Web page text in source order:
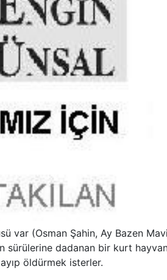
var (Osman Şahin, Ay Bazen
sürülerine dadanan bir kurt
öldürmek isterler.